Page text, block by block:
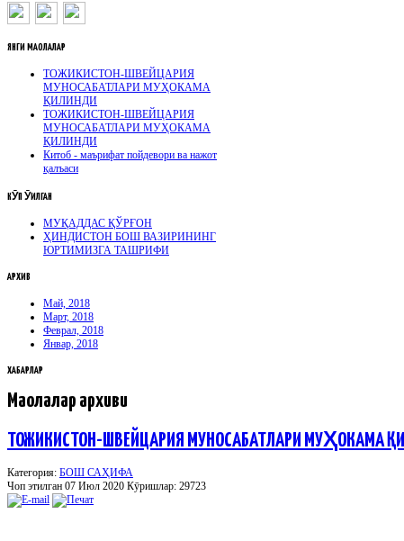
ЯНГИ МАҚОЛАЛАР
ТОЖИКИСТОН-ШВЕЙЦАРИЯ
МУНОСАБАТЛАРИ МУҲОКАМА
ҚИЛИНДИ
ТОЖИКИСТОН-ШВЕЙЦАРИЯ
МУНОСАБАТЛАРИ МУҲОКАМА
ҚИЛИНДИ
Китоб - маърифат пойдевори ва нажот
қалъаси
КӮП ӮҚИЛГАН
МУҚАДДАС ҚЎРҒОН
ҲИНДИСТОН БОШ ВАЗИРИНИНГ
ЮРТИМИЗГА ТАШРИФИ
АРХИВ
Май, 2018
Март, 2018
Феврал, 2018
Январ, 2018
ХАБАРЛАР
Мақолалар архиви
ТОЖИКИСТОН-ШВЕЙЦАРИЯ МУНОСАБАТЛАРИ МУҲОКАМА
Категория: БОШ САҲИФА
Чоп этилган 07 Июл 2020 Кӯришлар: 29723